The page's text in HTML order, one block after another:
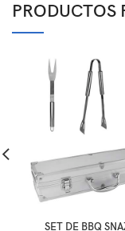
PRODUCTOS
SET DE BBQ